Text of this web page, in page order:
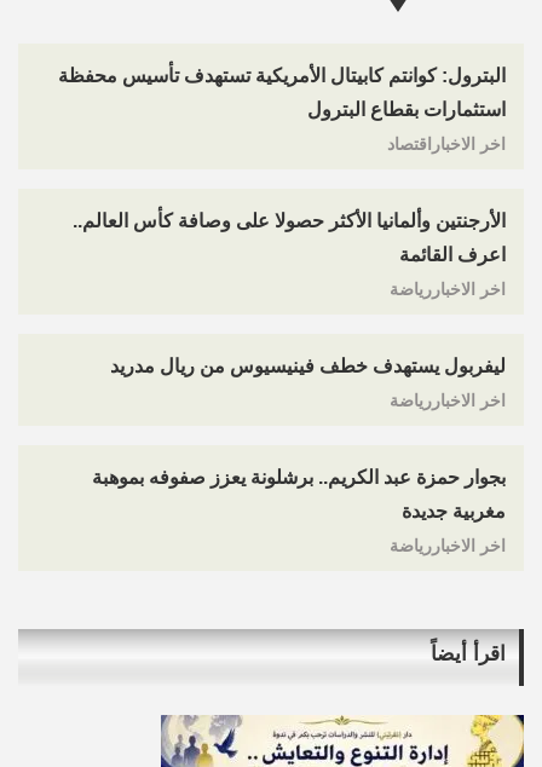
البترول: كوانتم كابيتال الأمريكية تستهدف تأسيس محفظة
استثمارات بقطاع البترول
اخر الاخباراقتصاد
الأرجنتين وألمانيا الأكثر حصولا على وصافة كأس العالم..
اعرف القائمة
اخر الاخباررياضة
ليفربول يستهدف خطف فينيسيوس من ريال مدريد
اخر الاخباررياضة
بجوار حمزة عبد الكريم.. برشلونة يعزز صفوفه بموهبة
مغربية جديدة
اخر الاخباررياضة
اقرأ أيضاً